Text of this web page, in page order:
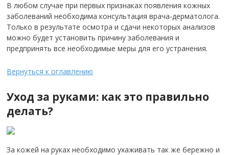
В любом случае при первых признаках появления кожных
заболеваний необходима консультация врача-дерматолога.
Только в результате осмотра и сдачи некоторых анализов
можно будет установить причину заболевания и
предпринять все необходимые меры для его устранения.
Вернуться к оглавлению
Уход за руками: как это правильно
делать?
За кожей на руках необходимо ухаживать так же бережно и